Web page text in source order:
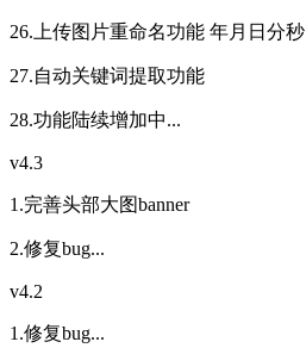
26.上传图片重命名功能 年月日分秒
27.自动关键词提取功能
28.功能陆续增加中...
v4.3
1.完善头部大图banner
2.修复bug...
v4.2
1.修复bug...